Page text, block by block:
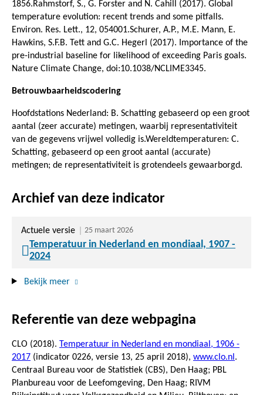
1856.Rahmstorf, S., G. Forster and N. Cahill (2017). Global
temperature evolution: recent trends and some pitfalls.
Environ. Res. Lett., 12, 054001.Schurer, A.P., M.E. Mann, E.
Hawkins, S.F.B. Tett and G.C. Hegerl (2017). Importance of the
pre-industrial baseline for likelihood of exceeding Paris goals.
Nature Climate Change, doi:10.1038/NCLIME3345.
Betrouwbaarheidscodering
Hoofdstations Nederland: B. Schatting gebaseerd op een groot
aantal (zeer accurate) metingen, waarbij representativiteit
van de gegevens vrijwel volledig is.Wereldtemperaturen: C.
Schatting, gebaseerd op een groot aantal (accurate)
metingen; de representativiteit is grotendeels gewaarborgd.
Archief van deze indicator
Actuele versie 25 maart 2026
Temperatuur in Nederland en mondiaal, 1907 -
2024
Bekijk meer
Referentie van deze webpagina
CLO (2018). Temperatuur in Nederland en mondiaal, 1906 -
2017 (indicator 0226, versie 13, 25 april 2018), www.clo.nl .
Centraal Bureau voor de Statistiek (CBS), Den Haag; PBL
Planbureau voor de Leefomgeving, Den Haag; RIVM